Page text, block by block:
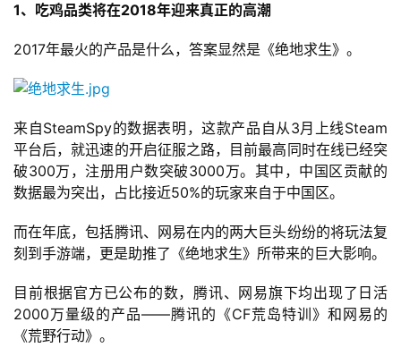
1、吃鸡品类将在2018年迎来真正的高潮
2017年最火的产品是什么，答案显然是《绝地求生》。
来自SteamSpy的数据表明，这款产品自从3月上线Steam
平台后，就迅速的开启征服之路，目前最高同时在线已经突
破300万，注册用户数突破3000万。其中，中国区贡献的
数据最为突出，占比接近50%的玩家来自于中国区。
而在年底，包括腾讯、网易在内的两大巨头纷纷的将玩法复
刻到手游端，更是助推了《绝地求生》所带来的巨大影响。
目前根据官方已公布的数，腾讯、网易旗下均出现了日活
2000万量级的产品——腾讯的《CF荒岛特训》和网易的
《荒野行动》。